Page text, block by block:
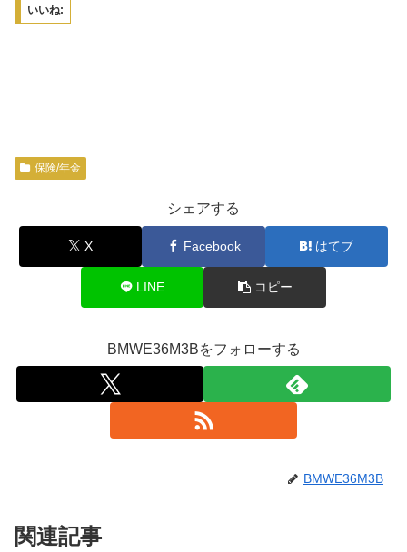
いいね:
保険/年金
シェアする
X Facebook はてブ
LINE コピー
BMWE36M3Bをフォローする
BMWE36M3B
関連記事